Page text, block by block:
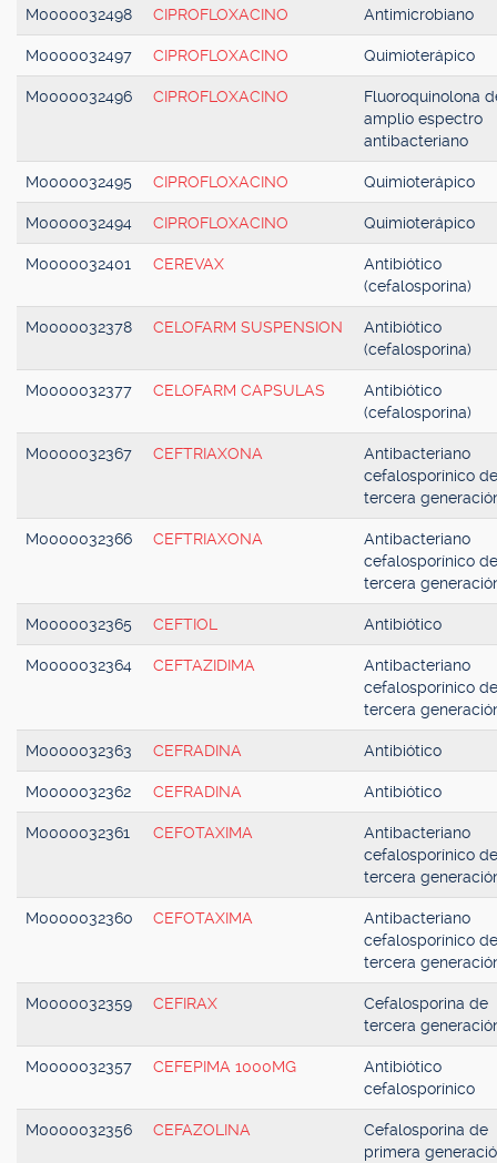
M0000032498 CIPROFLOXACINO Antimicrobiano
M0000032497 CIPROFLOXACINO Quimioterápico
M0000032496 CIPROFLOXACINO
Fluoroquinolona
amplio espectro
antibacteriano
M0000032495 CIPROFLOXACINO Quimioterápico
M0000032494 CIPROFLOXACINO Quimioterápico
M0000032401 CEREVAX
Antibiótico
(cefalosporina)
M0000032378 CELOFARM SUSPENSION
Antibiótico
(cefalosporina)
M0000032377 CELOFARM CAPSULAS
Antibiótico
(cefalosporina)
M0000032367 CEFTRIAXONA
Antibacteriano
cefalosporínico de
tercera
M0000032366 CEFTRIAXONA
Antibacteriano
cefalosporínico de
tercera
M0000032365 CEFTIOL Antibiótico
M0000032364 CEFTAZIDIMA
Antibacteriano
cefalosporínico de
tercera
M0000032363 CEFRADINA Antibiótico
M0000032362 CEFRADINA Antibiótico
M0000032361 CEFOTAXIMA
Antibacteriano
cefalosporínico de
tercera
M0000032360 CEFOTAXIMA
Antibacteriano
cefalosporínico de
tercera
M0000032359 CEFIRAX
Cefalosporina de
tercera
M0000032357 CEFEPIMA 1000MG
Antibiótico
cefalosporínico
M0000032356 CEFAZOLINA
Cefalosporina de
primera